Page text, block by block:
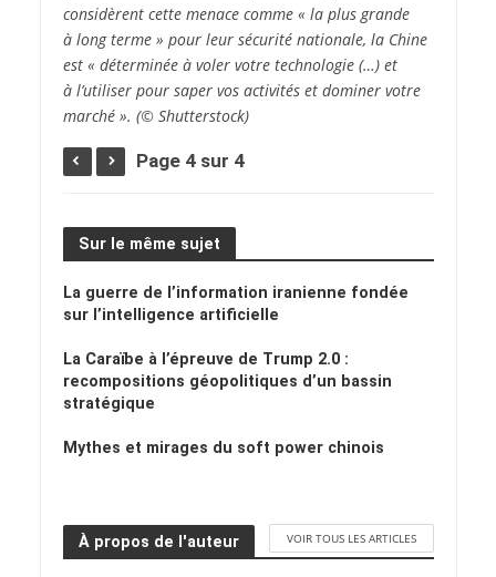
considèrent cette menace comme « la plus grande
à long terme » pour leur sécurité nationale, la Chine
est « déterminée à voler votre technologie (…) et
à l’utiliser pour saper vos activités et dominer votre
marché ». (© Shutterstock)
Page 4 sur 4
Sur le même sujet
La guerre de l’information iranienne fondée
sur l’intelligence artificielle
La Caraïbe à l’épreuve de Trump 2.0 :
recompositions géopolitiques d’un bassin
stratégique
Mythes et mirages du soft power chinois
À propos de l'auteur VOIR TOUS LES ARTICLES